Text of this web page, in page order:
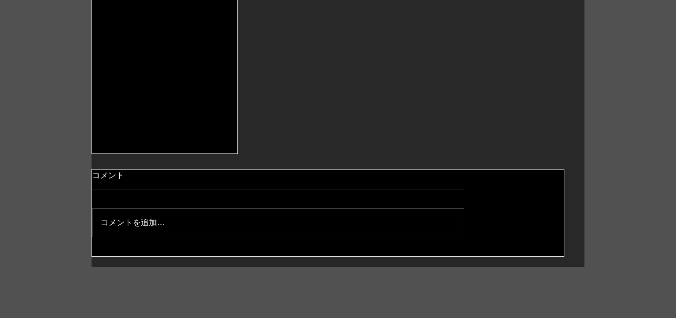
コメント
コメントを追加…